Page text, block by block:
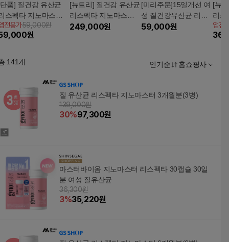
품] 질건강 유산균
스펙타 지노마스터 1
월분(1병)
전용가59,000원
원
[뉴트리] 질건강 유산균
리스펙타 지노마스터
★프라임★ 5개월분(5
249,000원
[미리주문]15일개선 여
성 질건강유산균 리스
펙타 지노마스터 1개월
59,000원
[뉴
리스
개월
앱전
141개 인기순 홈쇼핑사
질 유산균 리스펙타 지노마스터 3개월분(3병)
139,000원
30%97,300원
마스터바이옴 지노마스터 리스펙타 30캡슐 30일
분 여성 질유산균
36,300원
3%35,220원